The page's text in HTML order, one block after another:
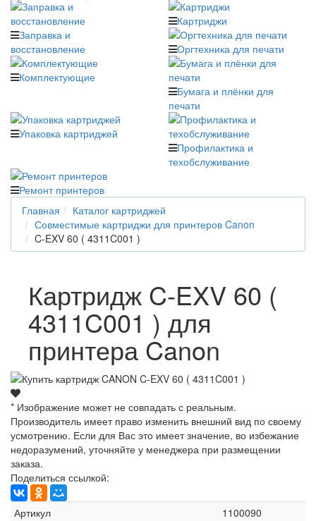
Заправка и
восстановление
Картриджи
Оргтехника для печати
Комплектующие
Бумага и плёнки для
печати
Упаковка картриджей
Профилактика и
техобслуживание
Ремонт принтеров
Главная
Каталог картриджей
Совместимые картриджи для принтеров Canon
C-EXV 60 ( 4311C001 )
Картридж C-EXV 60 (
4311C001 ) для
принтера Canon
* Изображение может не совпадать с реальным.
Производитель имеет право изменить внешний вид по своему
усмотрению. Если для Вас это имеет значение, во избежание
недоразумений, уточняйте у менеджера при размещении
заказа.
Поделиться ссылкой:
Артикул
1100090